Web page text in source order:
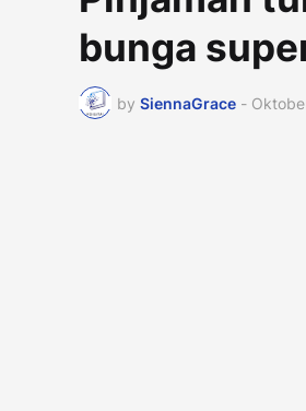
bunga
by SiennaGrace -